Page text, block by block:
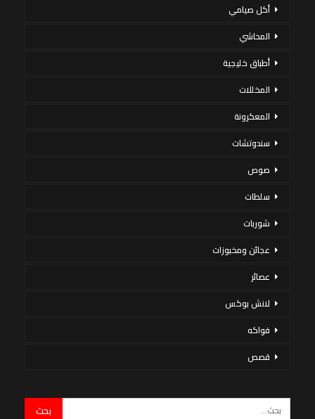
أكل صيامي
المحاشي
أطباق خليجية
المخللات
المعكرونة
سندوتشات
صوص
سلطات
شوربات
عجائن ومخبوزات
عصائر
لانش بوكس
فواكه
قصص